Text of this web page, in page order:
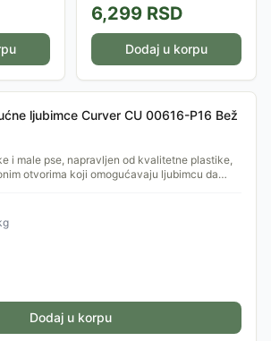
6,299 RSD
Dodaj u korpu
ljubimce Curver CU 00616-P16 Bež
i male pse, napravljen od kvalitetne plastike,
otvorima koji omogućavaju ljubimcu da
Dodaj u korpu